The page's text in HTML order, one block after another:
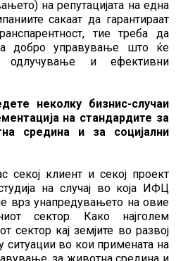
на репутацијата на една
сакаат да гарантираат
тие треба да
добро управување што ќе
одлучување и ефективни
неколку бизнис-случаи
на стандардите за
средина и за социјални
секој клиент и секој проект
на случај во која ИФЦ
врз унапредувањето на овие
сектор. Како најголем
сектор кај земјите во развој
во кои примената на